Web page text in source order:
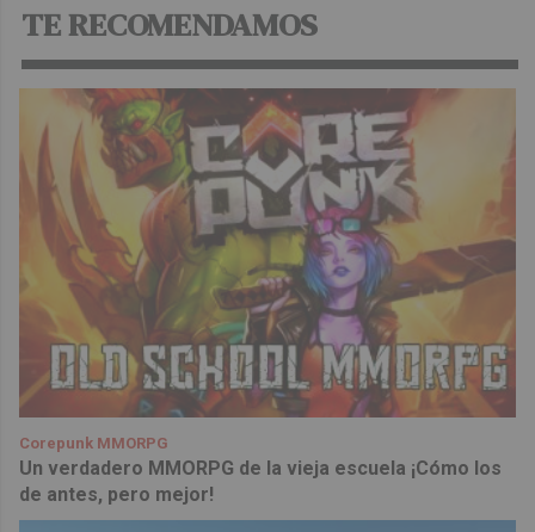
TE RECOMENDAMOS
Corepunk MMORPG
Un verdadero MMORPG de la vieja escuela ¡Cómo los
de antes, pero mejor!